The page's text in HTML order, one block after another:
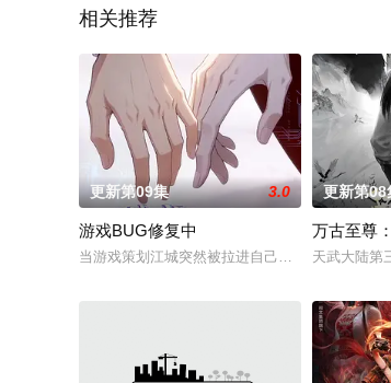
相关推荐
更新第09集 3.0
游戏BUG修复中
当游戏策划江城突然被拉进自己精心打造的数字
更新第08
万古至尊
天武大陆第